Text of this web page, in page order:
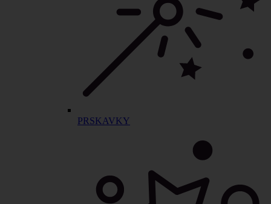
PRSKAVKY